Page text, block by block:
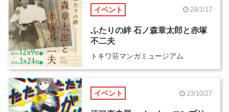
イベント 24/1/17
ふたりの絆 石ノ森章太郎と赤塚
不二夫
トキワ荘マンガミュージアム
イベント 23/10/27